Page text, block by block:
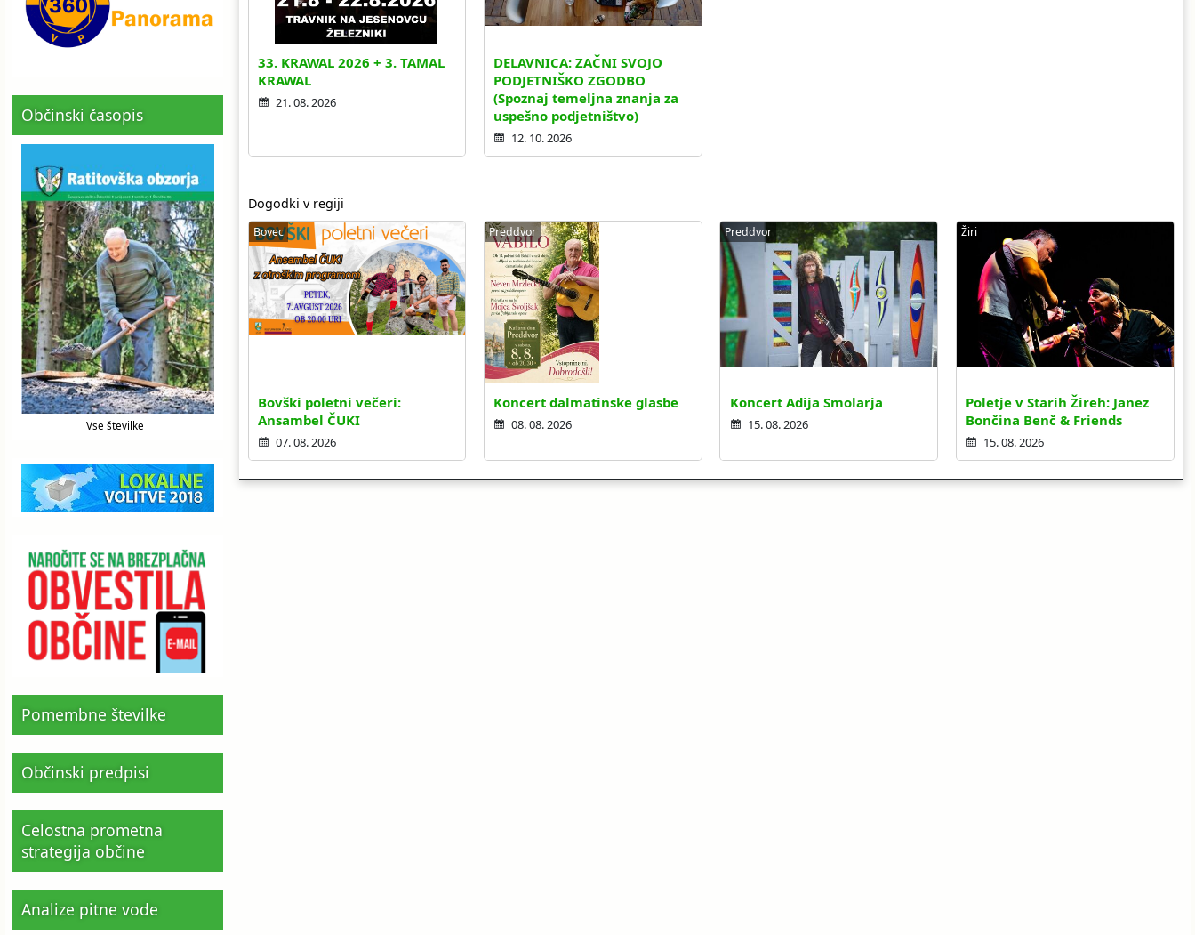
33. KRAWAL 2026 + 3. TAMAL
KRAWAL
21. 08. 2026
DELAVNICA: ZAČNI SVOJO
PODJETNIŠKO ZGODBO
(Spoznaj temeljna znanja za
uspešno podjetništvo)
12. 10. 2026
Dogodki v regiji
Bovec
Bovški poletni večeri:
Ansambel ČUKI
07. 08. 2026
Preddvor
Koncert dalmatinske glasbe
08. 08. 2026
Preddvor
Koncert Adija Smolarja
15. 08. 2026
Žiri
Poletje v Starih Žireh: Janez
Bončina Benč & Friends
15. 08. 2026
Občinski časopis
Vse številke
Pomembne številke
Občinski predpisi
Celostna prometna
strategija občine
Analize pitne vode